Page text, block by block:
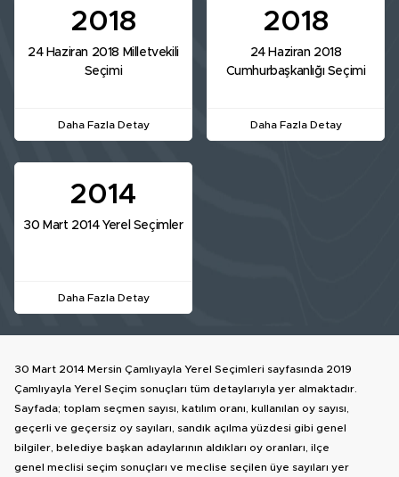
2018
24 Haziran 2018 Milletvekili
Seçimi
Daha Fazla Detay
2018
24 Haziran 2018
Cumhurbaşkanlığı Seçimi
Daha Fazla Detay
2014
30 Mart 2014 Yerel Seçimler
Daha Fazla Detay
30 Mart 2014 Mersin Çamlıyayla Yerel Seçimleri sayfasında 2019
Çamlıyayla Yerel Seçim sonuçları tüm detaylarıyla yer almaktadır.
Sayfada; toplam seçmen sayısı, katılım oranı, kullanılan oy sayısı,
geçerli ve geçersiz oy sayıları, sandık açılma yüzdesi gibi genel
bilgiler, belediye başkan adaylarının aldıkları oy oranları, ilçe
genel meclisi seçim sonuçları ve meclise seçilen üye sayıları yer